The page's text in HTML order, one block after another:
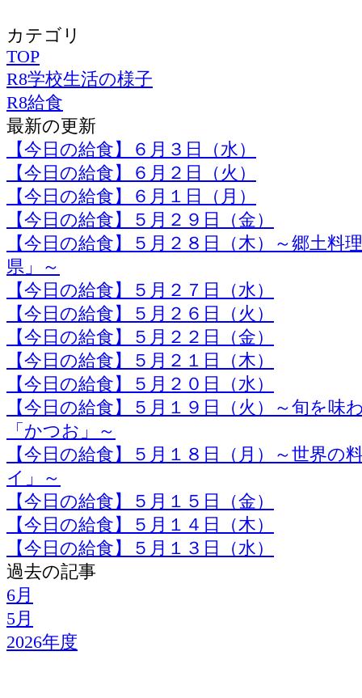
カテゴリ
TOP
R8学校生活の様子
R8給食
最新の更新
【今日の給食】６月３日（水）
【今日の給食】６月２日（火）
【今日の給食】６月１日（月）
【今日の給食】５月２９日（金）
【今日の給食】５月２８日（木）～郷土料
県」～
【今日の給食】５月２７日（水）
【今日の給食】５月２６日（火）
【今日の給食】５月２２日（金）
【今日の給食】５月２１日（木）
【今日の給食】５月２０日（水）
【今日の給食】５月１９日（火）～旬を味
「かつお」～
【今日の給食】５月１８日（月）～世界の
イ」～
【今日の給食】５月１５日（金）
【今日の給食】５月１４日（木）
【今日の給食】５月１３日（水）
過去の記事
6月
5月
2026年度